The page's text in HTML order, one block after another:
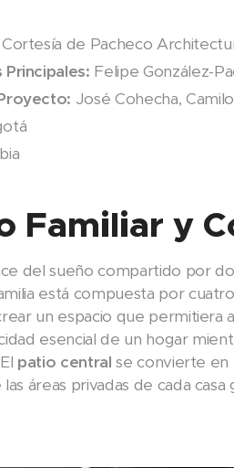
Cortesía de Pacheco
Felipe González-
José Cohecha,
Familiar y
del sueño compartido por
está compuesta por
un espacio que
esencial de un hogar
patio central se convierte en
áreas privadas de cada